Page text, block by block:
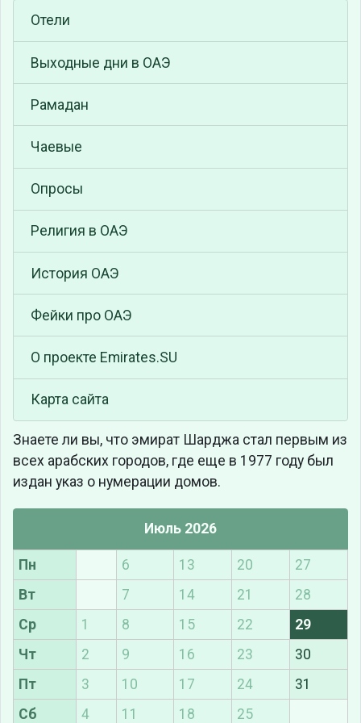
Отели
Выходные дни в ОАЭ
Рамадан
Чаевые
Опросы
Религия в ОАЭ
История ОАЭ
Фейки про ОАЭ
О проекте Emirates.SU
Карта сайта
Знаете ли вы, что эмират Шарджа стал первым из
всех арабских городов, где еще в 1977 году был
издан указ о нумерации домов.
Июль 2026
Пн 6 13 20
27
Вт
7 14 21
28
Ср
1 8 15 22
29
Чт
2 9 16 23
30
Пт
3 10 17 24
31
Сб
4 11 18 25